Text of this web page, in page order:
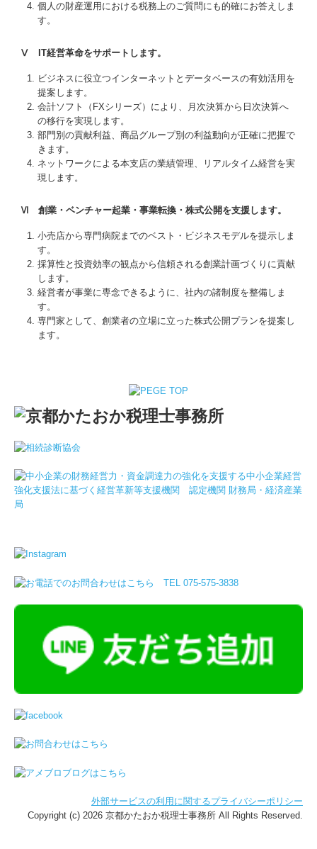
個人の財産運用における税務上のご質問にも的確にお答えしま
す。
Ⅴ IT経営革命をサポートします。
ビジネスに役立つインターネットとデータベースの有効活用を
提案します。
会計ソフト（FXシリーズ）により、月次決算から日次決算へ
の移行を実現します。
部門別の貢献利益、商品グループ別の利益動向が正確に把握で
きます。
ネットワークによる本支店の業績管理、リアルタイム経営を実
現します。
Ⅵ 創業・ベンチャー起業・事業転換・株式公開を支援します。
小売店から専門病院までのベスト・ビジネスモデルを提示しま
す。
採算性と投資効率の観点から信頼される創業計画づくりに貢献
します。
経営者が事業に専念できるように、社内の諸制度を整備しま
す。
専門家として、創業者の立場に立った株式公開プランを提案し
ます。
外部サービスの利用に関するプライバシーポリシー
Copyright (c) 2026 京都かたおか税理士事務所 All Rights Reserved.